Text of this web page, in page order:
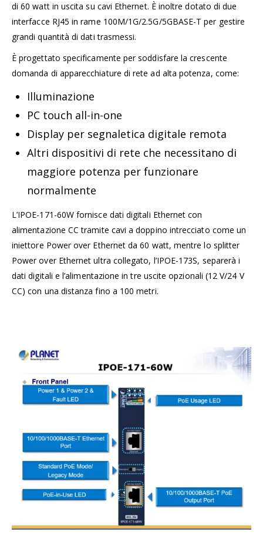
di 60 watt in uscita su cavi Ethernet. È inoltre dotato di due
interfacce RJ45 in rame 100M/1G/2.5G/5GBASE-T per gestire
grandi quantità di dati trasmessi.
È progettato specificamente per soddisfare la crescente
domanda di apparecchiature di rete ad alta potenza, come:
Illuminazione
PC touch all-in-one
Display per segnaletica digitale remota
Altri dispositivi di rete che necessitano di
maggiore potenza per funzionare
normalmente
L’IPOE-171-60W fornisce dati digitali Ethernet con
alimentazione CC tramite cavi a doppino intrecciato come un
iniettore Power over Ethernet da 60 watt, mentre lo splitter
Power over Ethernet ultra collegato, l’IPOE-173S, separerà i
dati digitali e l’alimentazione in tre uscite opzionali (12 V/24 V
CC) con una distanza fino a 100 metri.